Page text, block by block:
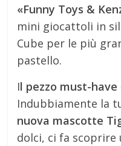
«Funny Toys &
mini giocattoli in
Cube per le più
pastello.
Il pezzo must-
Indubbiamente la
nuova mascotte
dolci, ci fa scoprire